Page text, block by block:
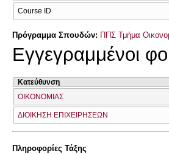
Course ID
Πρόγραμμα Σπουδών: ΠΠΣ Τμήμα
Εγγεγραμμένοι
Κατεύθυνση
ΟΙΚΟΝΟΜΙΑΣ
ΔΙΟΙΚΗΣΗ ΕΠΙΧΕΙΡΗΣΕΩΝ
Πληροφορίες Τάξης